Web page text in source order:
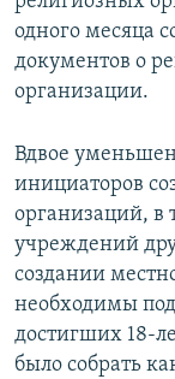
одного месяца
документов о
организации.
Вдвое
инициаторов
организаций, в
учреждений
создании
необходимы
достигших 18-
было собрать